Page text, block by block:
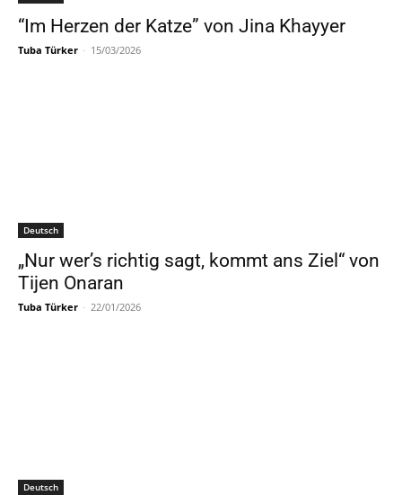
“Im Herzen der Katze” von Jina Khayyer
Tuba Türker - 15/03/2026
Deutsch
„Nur wer’s richtig sagt, kommt ans Ziel“ von
Tijen Onaran
Tuba Türker - 22/01/2026
Deutsch